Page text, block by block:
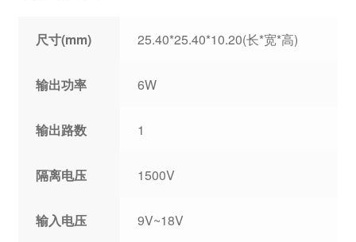
尺寸(mm) 25.40*25.40*10.20(长*宽*高)
输出功率 6W
输出路数 1
隔离电压 1500V
输入电压 9V~18V